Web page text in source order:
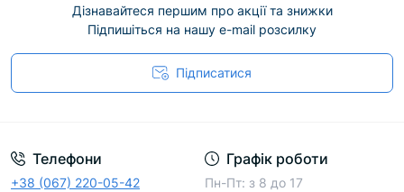
Дізнавайтеся першим про акції та знижки
Підпишіться на нашу e-mail розсилку
Підписатися
Телефони
+38 (067) 220-05-42
Графік роботи
Пн-Пт: з 8 до 17